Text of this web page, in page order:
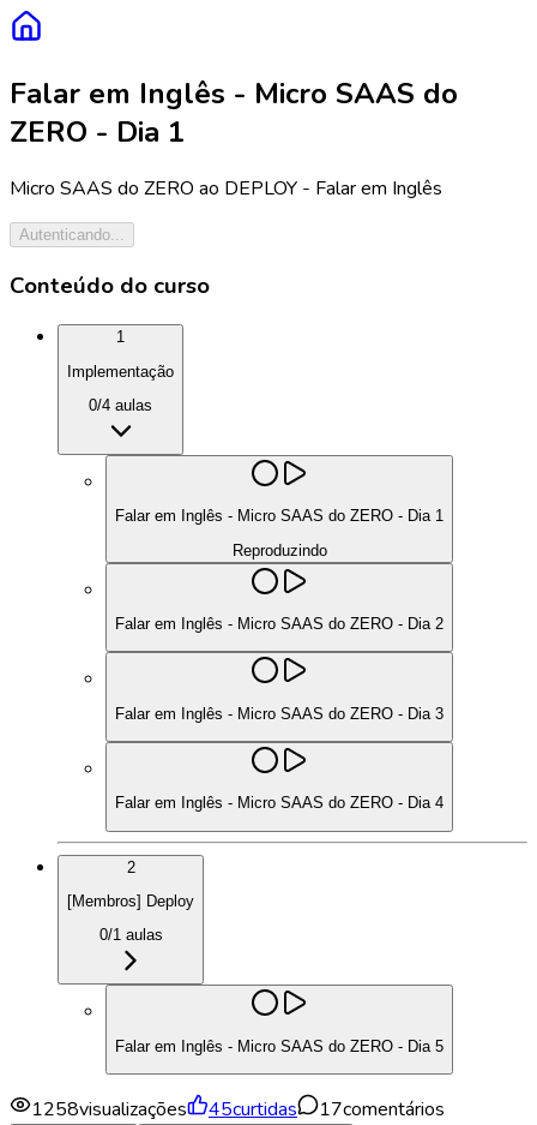
Falar em Inglês - Micro SAAS do
ZERO - Dia 1
Micro SAAS do ZERO ao DEPLOY - Falar em Inglês
Autenticando...
Conteúdo do curso
1
Implementação
0/4 aulas
Falar em Inglês - Micro SAAS do ZERO - Dia 1
Reproduzindo
Falar em Inglês - Micro SAAS do ZERO - Dia 2
Falar em Inglês - Micro SAAS do ZERO - Dia 3
Falar em Inglês - Micro SAAS do ZERO - Dia 4
2
[Membros] Deploy
0/1aulas
Falar em Inglês - Micro SAAS do ZERO - Dia 5
1258visualizações 45curtidas 17comentários